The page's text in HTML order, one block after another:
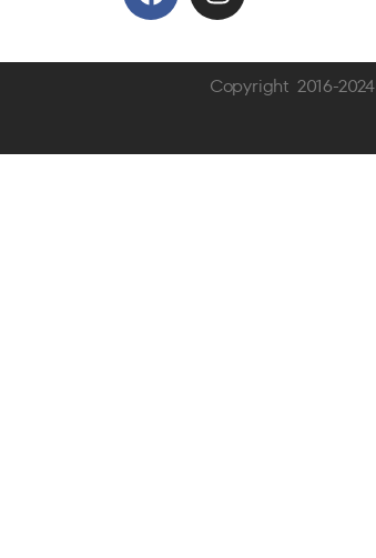
Copyright 2016-2024